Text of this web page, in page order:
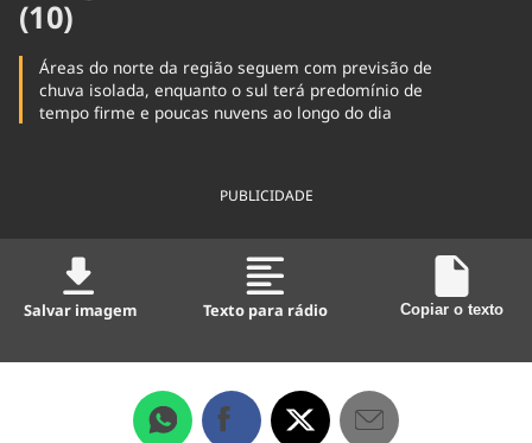
(10)
Áreas do norte da região seguem com previsão de
chuva isolada, enquanto o sul terá predomínio de
tempo firme e poucas nuvens ao longo do dia
PUBLICIDADE
Salvar imagem Texto para rádio Copiar o texto